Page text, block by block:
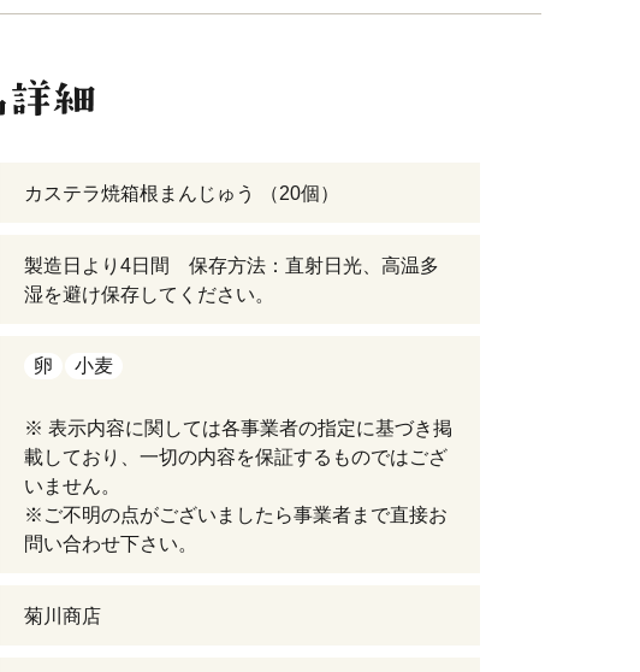
カステラ焼箱根まんじゅう （20個）
製造日より4日間 保存方法：直射日光、高温多
湿を避け保存してください。
卵 小麦
※ 表示内容に関しては各事業者の指定に基づき掲
載しており、一切の内容を保証するものではござ
いません。
※ご不明の点がございましたら事業者まで直接お
問い合わせ下さい。
菊川商店